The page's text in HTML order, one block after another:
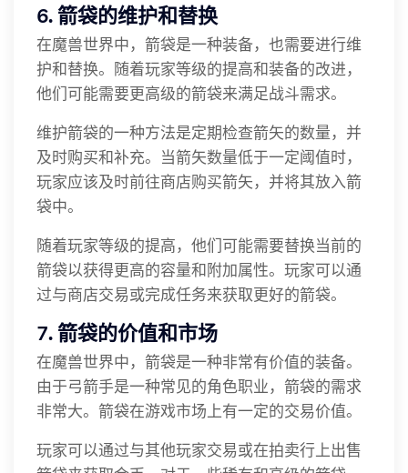
6. 箭袋的维护和替换
在魔兽世界中，箭袋是一种装备，也需要进行维
护和替换。随着玩家等级的提高和装备的改进，
他们可能需要更高级的箭袋来满足战斗需求。
维护箭袋的一种方法是定期检查箭矢的数量，并
及时购买和补充。当箭矢数量低于一定阈值时，
玩家应该及时前往商店购买箭矢，并将其放入箭
袋中。
随着玩家等级的提高，他们可能需要替换当前的
箭袋以获得更高的容量和附加属性。玩家可以通
过与商店交易或完成任务来获取更好的箭袋。
7. 箭袋的价值和市场
在魔兽世界中，箭袋是一种非常有价值的装备。
由于弓箭手是一种常见的角色职业，箭袋的需求
非常大。箭袋在游戏市场上有一定的交易价值。
玩家可以通过与其他玩家交易或在拍卖行上出售